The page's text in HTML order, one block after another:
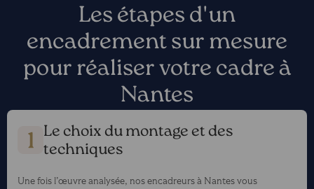
Les étapes d'un
encadrement sur mesure
pour réaliser votre cadre à
Nantes
Le choix du montage et des
techniques
Une fois l’œuvre analysée, nos encadreurs à Nantes vous